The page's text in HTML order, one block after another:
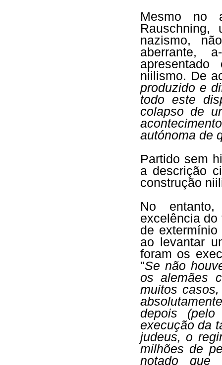
Mesmo no
nazismo,
aberrante,
niilismo. De
produzido e
todo este
colapso de
autónoma de
Partido sem
a descrição
construção
No
excelência
de
ao levantar
foram os
"Se não
os alemães
muitos
depois
execução da
judeus, o
milhões de
notado que